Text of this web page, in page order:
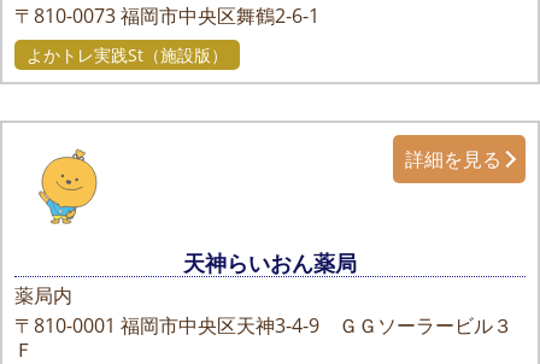
〒810-0073福岡市中央区舞鶴2-6-1
よかトレ実践St（施設版）
天神らいおん薬局
薬局内
〒810-0001 福岡市中央区天神3-4-9 ＧＧソーラービル３
Ｆ
詳細を見る